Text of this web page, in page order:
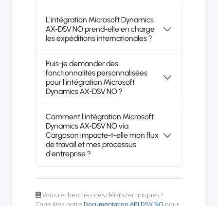
L'intégration Microsoft Dynamics
AX-DSV NO prend-elle en charge
les expéditions internationales ?
Puis-je demander des
fonctionnalités personnalisées
pour l'intégration Microsoft
Dynamics AX-DSV NO ?
Comment l'intégration Microsoft
Dynamics AX-DSV NO via
Cargoson impacte-t-elle mon flux
de travail et mes processus
d'entreprise ?
Vous recherchez des détails techniques ?
Consultez notre Documentation API DSV NO pour